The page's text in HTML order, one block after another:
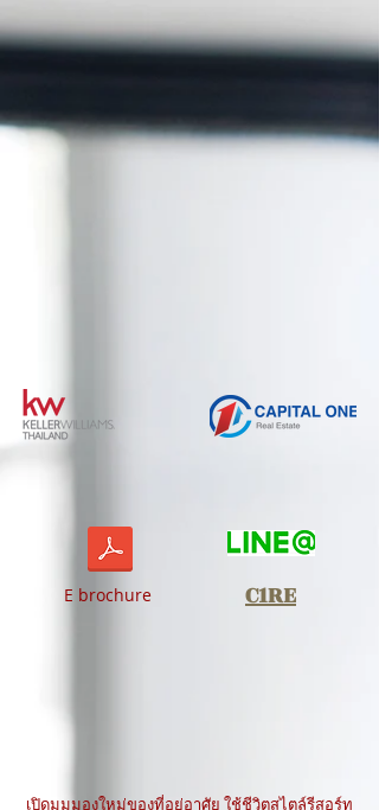
E brochure C1RE
เปิดมุมมองใหม่ของที่อยู่อาศัย ใช้ชีวิตสไตล์รีสอร์ท